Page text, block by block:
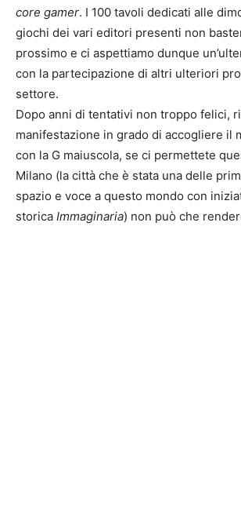
core gamer. I 100 tavoli dedicati alle
giochi dei vari editori presenti non
prossimo e ci aspettiamo dunque
con la partecipazione di altri ulteriori
settore.
Dopo anni di tentativi non troppo felici,
manifestazione in grado di accogliere il
con la G maiuscola, se ci permettete
Milano (la città che è stata una delle
spazio e voce a questo mondo con
storica Immaginaria) non può che